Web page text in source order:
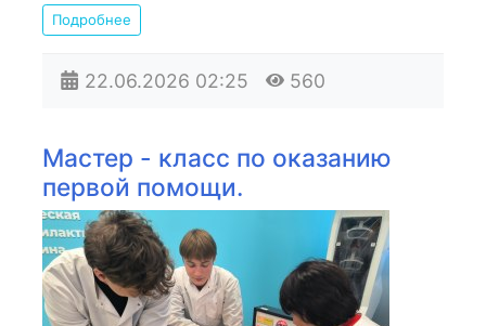
Подробнее
22.06.2026 02:25 560
Мастер - класс по оказанию
первой помощи.